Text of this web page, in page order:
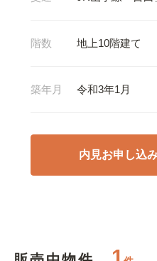
階数 地上10階建て
築年月 令和3年1月
内見お申し込